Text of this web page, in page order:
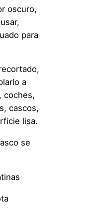
oscuro,
para
a
coches,
cascos,
lisa.
se